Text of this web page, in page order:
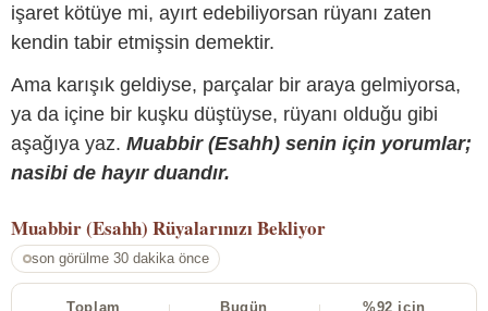
işaret kötüye mi, ayırt edebiliyorsan rüyanı zaten
kendin tabir etmişsin demektir.
Ama karışık geldiyse, parçalar bir araya gelmiyorsa,
ya da içine bir kuşku düştüyse, rüyanı olduğu gibi
aşağıya yaz. Muabbir (Esahh) senin için yorumlar;
nasibi de hayır duandır.
Muabbir (Esahh) Rüyalarınızı Bekliyor
son görülme 30 dakika önce
Toplam Bugün %92 için